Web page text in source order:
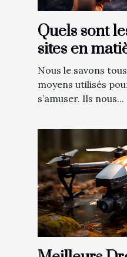
Quels sont
sites en
vidéo ?
Nous le savons
moyens utilisés
s’amuser. Ils nous...